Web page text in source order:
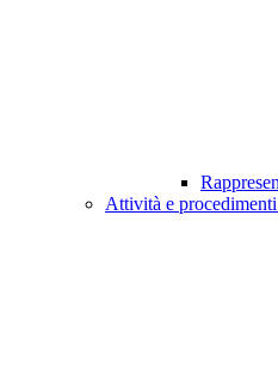
Attività e procedimenti